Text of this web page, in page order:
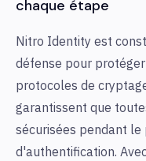
chaque étape
Nitro Identity est
défense pour
protocoles de
garantissent que
sécurisées pendant
d'authentification.